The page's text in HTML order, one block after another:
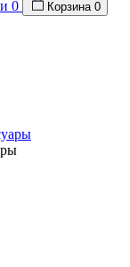
0 Корзина 0